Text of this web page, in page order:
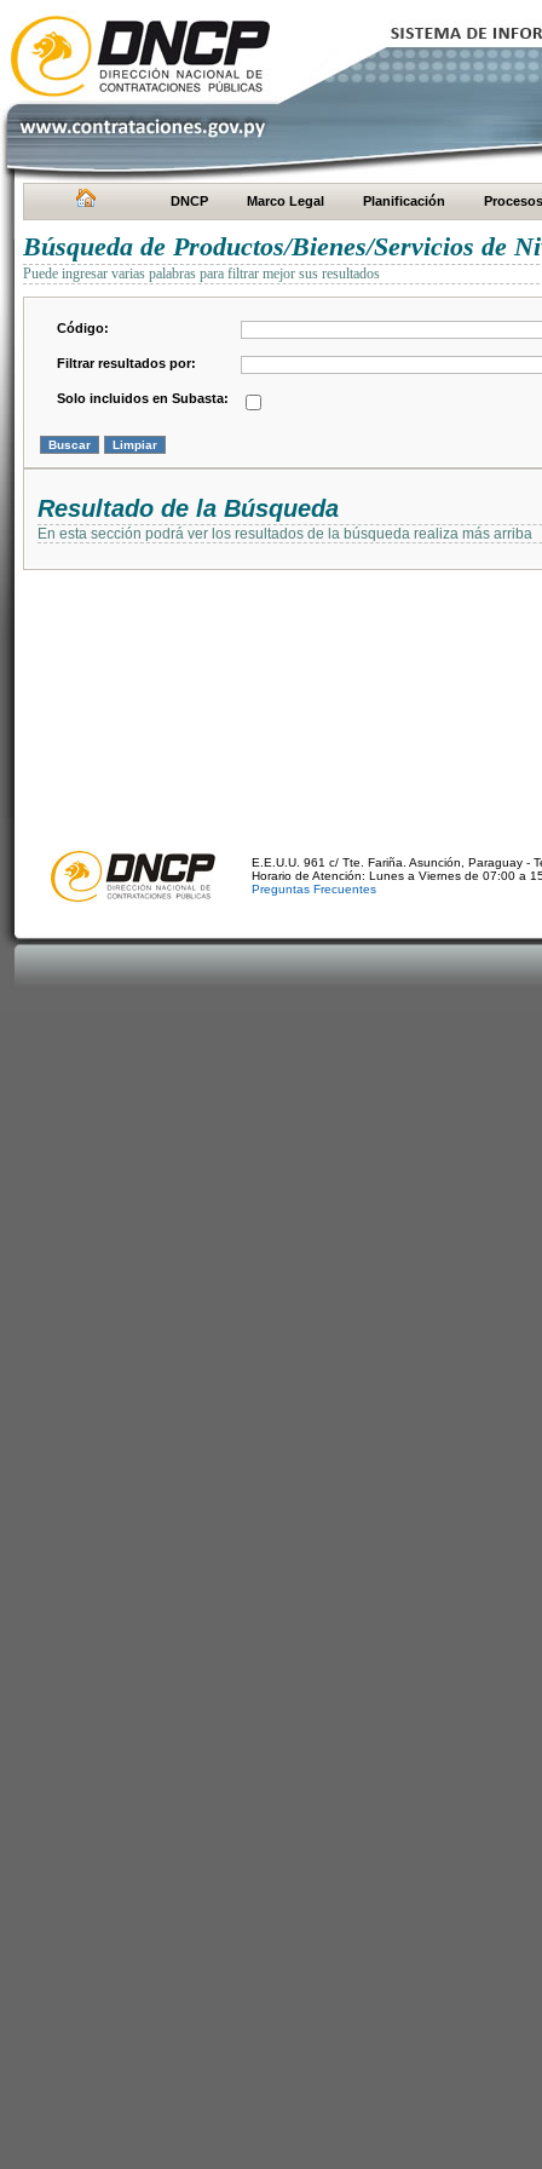
DNCP Marco Legal Planificación Procesos
Búsqueda de Productos/Bienes/Servicios de
Puede ingresar varias palabras para filtrar mejor sus resultados
Código:
Filtrar resultados por:
Solo incluidos en Subasta:
Resultado de la Búsqueda
En esta sección podrá ver los resultados de la búsqueda realiza más arriba
E.E.U.U. 961 c/ Tte. Fariña. Asunción, Paraguay -
Horario de Atención: Lunes a Viernes de 07:00 a
Preguntas Frecuentes